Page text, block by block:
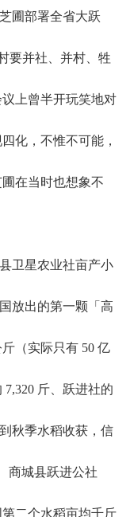
圃部署全省大跃
要并社、并村、牲
上曾半开玩笑地对
化，不惟不可能，
在当时也想象不
卫星农业社亩产小
放出的第一颗「高
（实际只有 50 亿
斤、跃进社的
秋季水稻收获，信
商城县跃进公社
二个水稻亩均千斤